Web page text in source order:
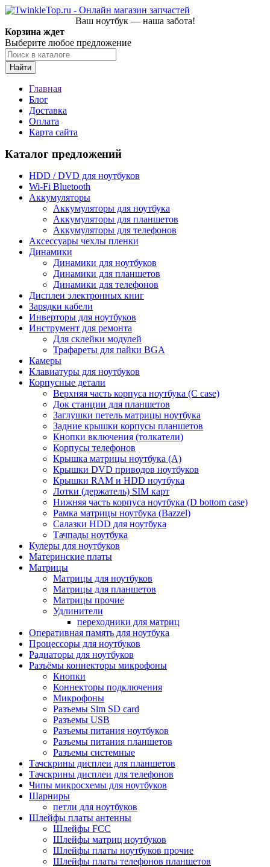
Ваш ноутбук — наша забота!
Корзина ждет
Выберите любое предложение
Найти
Главная
Блог
Доставка
Оплата
Карта сайта
Каталог предложений
HDD / DVD для ноутбуков
Wi-Fi Bluetooth
Аккумуляторы
Аккумуляторы для ноутбука
Аккумуляторы для планшетов
Аккумуляторы для телефонов
Аксессуары чехлы пленки
Динамики
Динамики для ноутбуков
Динамики для планшетов
Динамики для телефонов
Дисплеи электронных книг
Зарядки кабели
Инверторы для ноутбуков
Инструмент для ремонта
Для склейки модулей
Трафареты для пайки BGA
Камеры
Клавиатуры для ноутбуков
Корпусные детали
Верхняя часть корпуса ноутбука (С case)
Док станции для планшетов
Заглушки петель матрицы ноутбука
Задние крышки корпусы планшетов
Кнопки включения (толкатели)
Корпусы телефонов
Крышка матрицы ноутбука (A)
Крышки DVD приводов ноутбуков
Крышки RAM и HDD ноутбука
Лотки (держатель) SIM карт
Нижняя часть корпуса ноутбука (D bottom case)
Рамка матрицы ноутбука (Bazzel)
Салазки HDD для ноутбука
Тачпады ноутбука
Кулеры для ноутбуков
Материнские платы
Матрицы
Матрицы для ноутбуков
Матрицы для планшетов
Матрицы прочие
Удлинители
переходники для матриц
Оперативная память для ноутбука
Процессоры для ноутбуков
Радиаторы для ноутбуков
Разъёмы коннекторы микрофоны
Кнопки
Коннекторы подключения
Микрофоны
Разъемы Sim SD card
Разъемы USB
Разъемы питания ноутбуков
Разъемы питания планшетов
Разъемы системные
Тачскрины дисплеи для планшетов
Тачскрины дисплеи для телефонов
Чипы микросхемы для ноутбуков
Шарниры
петли для ноутбуков
Шлейфы платы антенны
Шлейфы FCC
Шлейфы матриц ноутбуков
Шлейфы платы ноутбуков прочие
Шлейфы платы телефонов планшетов